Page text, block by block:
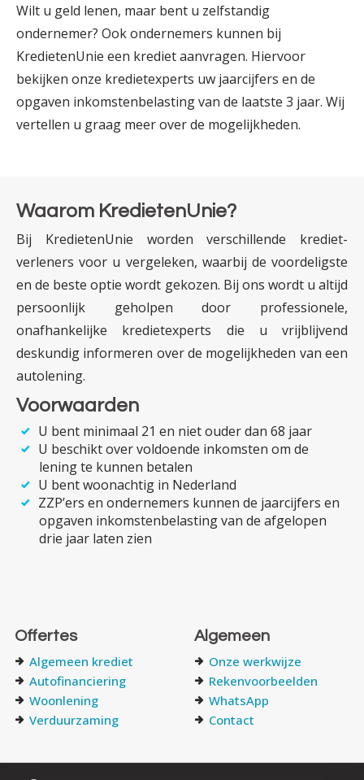
Wilt u geld lenen, maar bent u zelfstandig
ondernemer? Ook ondernemers kunnen bij
KredietenUnie een krediet aanvragen. Hiervoor
bekijken onze krediet­experts uw jaar­­cijfers en de
opgaven inkomsten­­belasting van de laatste 3 jaar. Wij
vertellen u graag meer over de mogelijkheden.
Waarom KredietenUnie?
Bij KredietenUnie worden verschillende krediet­­
verleners voor u vergeleken, waarbij de voor­deligste
en de beste optie wordt gekozen. Bij ons wordt u altijd
persoonlijk geholpen door professionele,
onafhankelijke krediet­experts die u vrijblijvend
deskundig informeren over de mogelijk­heden van een
autolening.
Voorwaarden
U bent minimaal 21 en niet ouder dan 68 jaar
U beschikt over voldoende inkomsten om de
lening te kunnen betalen
U bent woonachtig in Nederland
ZZP’ers en ondernemers kunnen de jaarcijfers en
opgaven inkomsten­­belasting van de afgelopen
drie jaar laten zien
Offertes
Algemeen krediet
Autofinanciering
Woonlening
Verduurzaming
Algemeen
Onze werkwijze
Rekenvoorbeelden
WhatsApp
Contact